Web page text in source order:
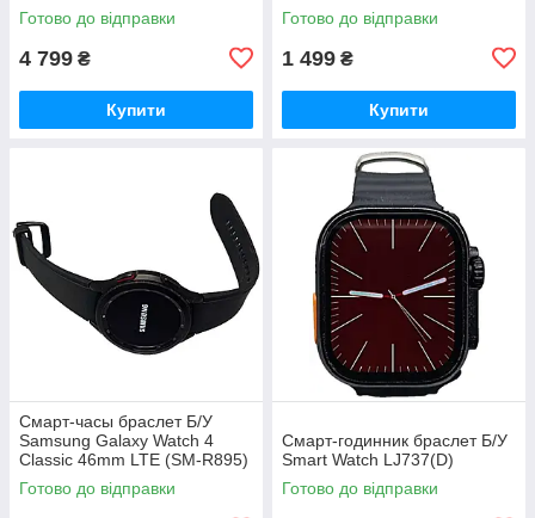
Готово до відправки
4 799 ₴
Купити
Готово до відправки
1 499 ₴
Купити
Смарт-часы браслет Б/У
Samsung Galaxy Watch 4
Classic 46mm LTE (SM-R895)
Готово до відправки
Смарт-годинник браслет Б/У
Smart Watch LJ737(D)
Готово до відправки